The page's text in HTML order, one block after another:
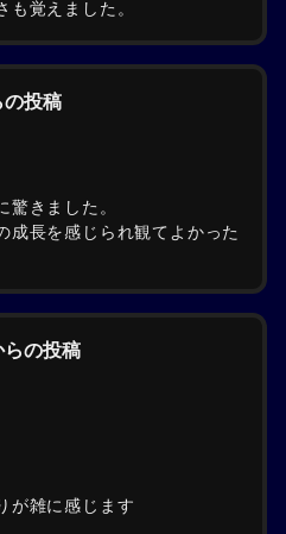
も覚えました。
の投稿
驚きました。
成長を感じられ観てよかった
らの投稿
が雑に感じます